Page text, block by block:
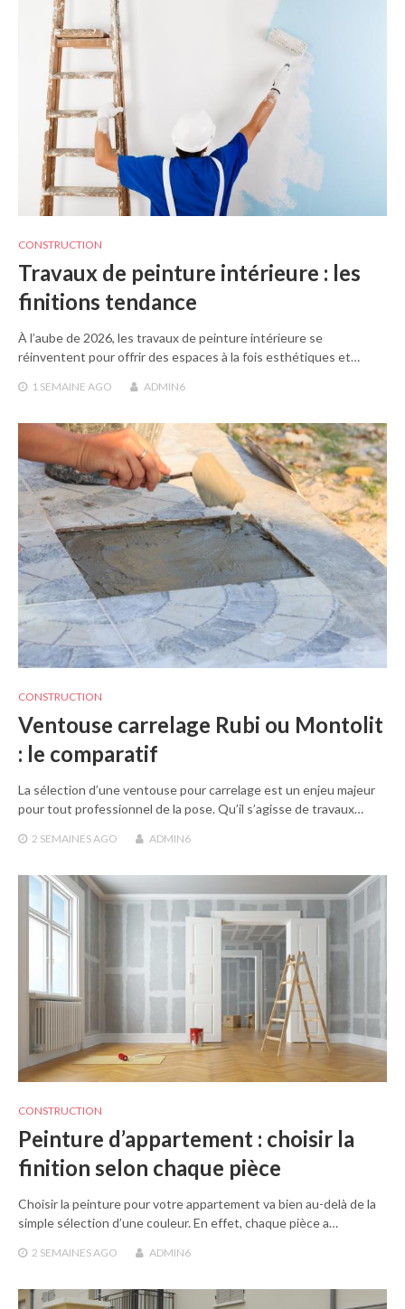
CONSTRUCTION
Travaux de peinture intérieure : les
finitions tendance
À l’aube de 2026, les travaux de peinture intérieure se
réinventent pour offrir des espaces à la fois esthétiques et…
1 SEMAINE AGO ADMIN6
CONSTRUCTION
Ventouse carrelage Rubi ou Montolit
: le comparatif
La sélection d’une ventouse pour carrelage est un enjeu majeur
pour tout professionnel de la pose. Qu’il s’agisse de travaux…
2 SEMAINESAGO ADMIN6
CONSTRUCTION
Peinture d’appartement : choisir la
finition selon chaque pièce
Choisir la peinture pour votre appartement va bien au-delà de la
simple sélection d’une couleur. En effet, chaque pièce a…
2 SEMAINESAGO ADMIN6